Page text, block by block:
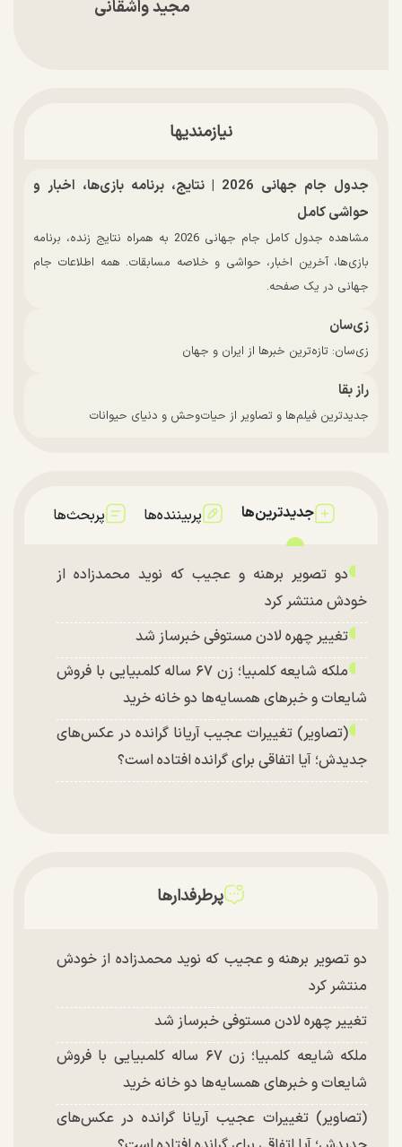
مجید واشقانی
نیازمندیها
جدول جام جهانی 2026 | نتایج، برنامه بازی‌ها، اخبار و
حواشی کامل
مشاهده جدول کامل جام جهانی 2026 به همراه نتایج زنده، برنامه
بازی‌ها، آخرین اخبار، حواشی و خلاصه مسابقات. همه اطلاعات جام
جهانی در یک صفحه.
زی‌سان
زی‌سان: تازه‌ترین خبرها از ایران و جهان
راز بقا
جدیدترین فیلم‌ها و تصاویر از حیات‌وحش و دنیای حیوانات
جدیدترین‌ها پربیننده‌ها پربحث‌ها
دو تصویر برهنه و عجیب که نوید محمدزاده از
خودش منتشر کرد
تغییر چهره لادن مستوفی خبرساز شد
ملکه شایعه کلمبیا؛ زن ۶۷ ساله کلمبیایی با فروش
شایعات و خبر‌های همسایه‌ها دو خانه خرید
(تصاویر) تغییرات عجیب آریانا گرانده در عکس‌های
جدیدش؛ آیا اتفاقی برای گرانده افتاده است؟
پرطرفدارها
دو تصویر برهنه و عجیب که نوید محمدزاده از خودش
منتشر کرد
تغییر چهره لادن مستوفی خبرساز شد
ملکه شایعه کلمبیا؛ زن ۶۷ ساله کلمبیایی با فروش
شایعات و خبر‌های همسایه‌ها دو خانه خرید
(تصاویر) تغییرات عجیب آریانا گرانده در عکس‌های